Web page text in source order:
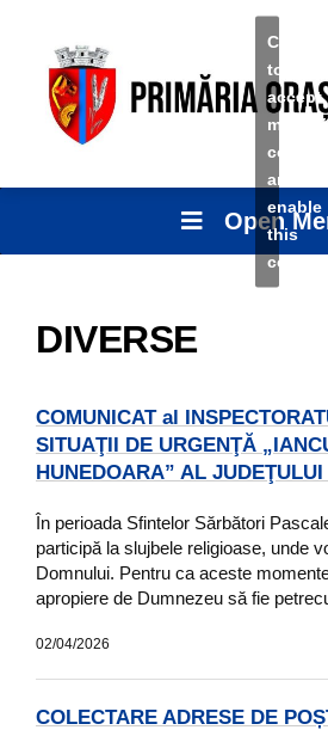
Click
to
accept
cookies
and
enable
this
Open
DIVERSE
COMUNICAT al
SITUAŢII DE URGENŢĂ
HUNEDOARA” AL
În perioada Sfintelor Sărbători
participă la slujbele religioase, unde
Domnului. Pentru ca aceste
apropiere de Dumnezeu să fie
02/04/2026
COLECTARE ADRESE DE